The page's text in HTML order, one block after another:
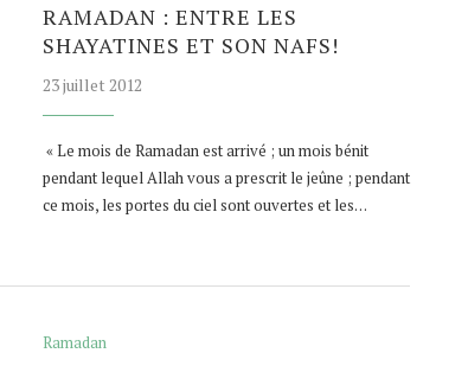
RAMADAN : ENTRE LES
SHAYATINES ET SON NAFS!
23 juillet 2012
« Le mois de Ramadan est arrivé ; un mois bénit
pendant lequel Allah vous a prescrit le jeûne ; pendant
ce mois, les portes du ciel sont ouvertes et les…
Ramadan